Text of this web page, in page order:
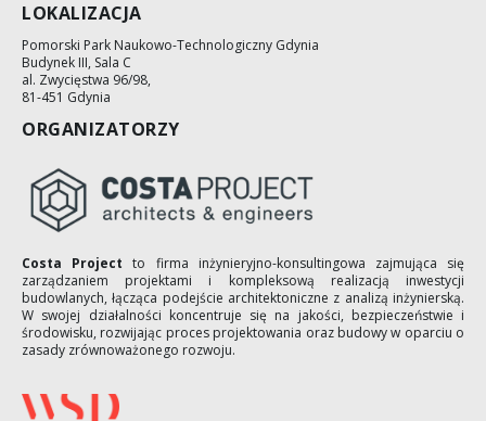
LOKALIZACJA
Pomorski Park Naukowo-Technologiczny Gdynia
Budynek III, Sala C
al. Zwycięstwa 96/98,
81-451 Gdynia
ORGANIZATORZY
Costa Project to firma inżynieryjno-konsultingowa zajmująca się
zarządzaniem projektami i kompleksową realizacją inwestycji
budowlanych, łącząca podejście architektoniczne z analizą inżynierską.
W swojej działalności koncentruje się na jakości, bezpieczeństwie i
środowisku, rozwijając proces projektowania oraz budowy w oparciu o
zasady zrównoważonego rozwoju.